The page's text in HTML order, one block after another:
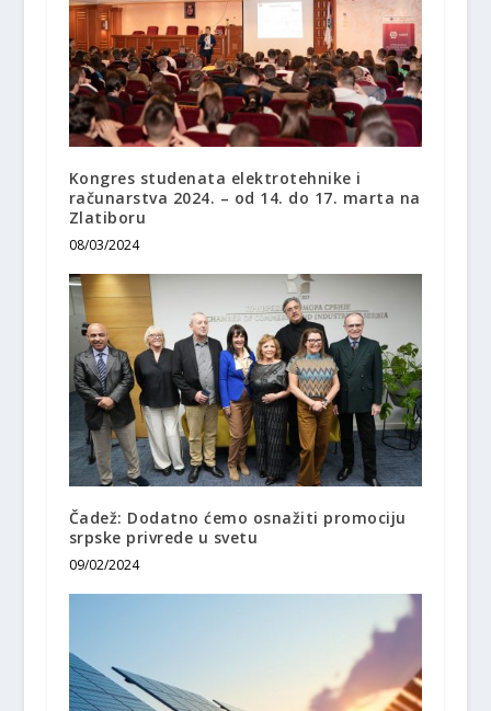
Kongres studenata elektrotehnike i
računarstva 2024. – od 14. do 17. marta na
Zlatiboru
08/03/2024
Čadež: Dodatno ćemo osnažiti promociju
srpske privrede u svetu
09/02/2024